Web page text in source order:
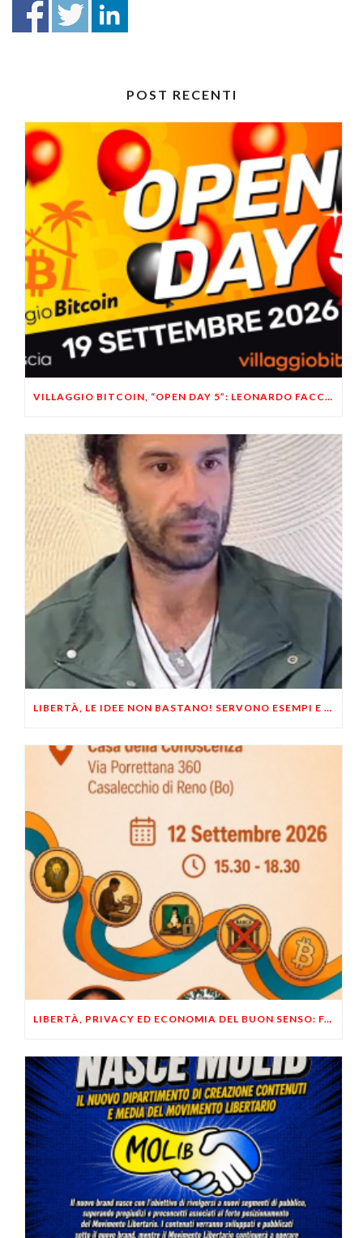
POST RECENTI
VILLAGGIO BITCOIN, “OPEN DAY 5”: LEONARDO FACCO OSPITE A BRESCIA
LIBERTÀ, LE IDEE NON BASTANO! SERVONO ESEMPI E UN PO’ DI COERENZA
LIBERTÀ, PRIVACY ED ECONOMIA DEL BUON SENSO: FACCO E MUSUMECI A CASALECCHIO DI RENO (BO)